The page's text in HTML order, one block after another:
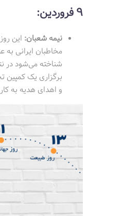
9 فروردین:
نیمه شعبان: این
مخاطبان ایرانی به
شناخته می‌شود در
برگزاری یک
و اهدای هدیه به